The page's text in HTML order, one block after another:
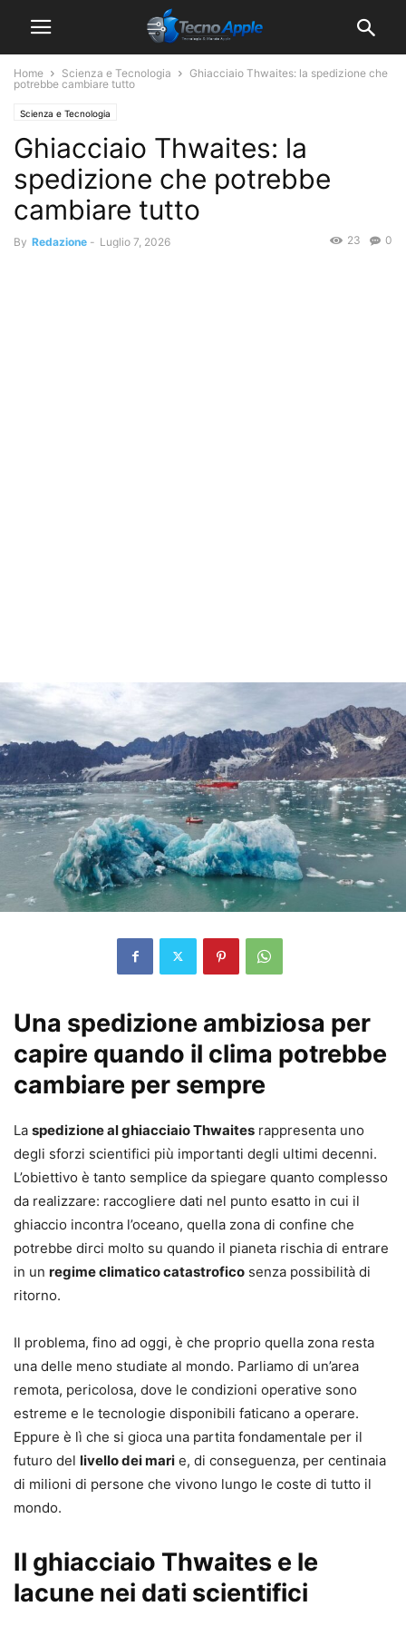
Home Scienza e Tecnologia
Ghiacciaio Thwaites: la spedizione che
potrebbe cambiare tutto
Scienza e Tecnologia
Ghiacciaio Thwaites: la
spedizione che potrebbe
cambiare tutto
By Redazione - Luglio 7, 2026 0
23
Una spedizione ambiziosa per
capire quando il clima potrebbe
cambiare per sempre
La spedizione al ghiacciaio Thwaites rappresenta uno
degli sforzi scientifici più importanti degli ultimi decenni.
L’obiettivo è tanto semplice da spiegare quanto complesso
da realizzare: raccogliere dati nel punto esatto in cui il
ghiaccio incontra l’oceano, quella zona di confine che
potrebbe dirci molto su quando il pianeta rischia di entrare
in un regime climatico catastrofico senza possibilità di
ritorno.
Il problema, fino ad oggi, è che proprio quella zona resta
una delle meno studiate al mondo. Parliamo di un’area
remota, pericolosa, dove le condizioni operative sono
estreme e le tecnologie disponibili faticano a operare.
Eppure è lì che si gioca una partita fondamentale per il
futuro del livello dei mari e, di conseguenza, per centinaia
di milioni di persone che vivono lungo le coste di tutto il
mondo.
Il ghiacciaio Thwaites e le
lacune nei dati scientifici